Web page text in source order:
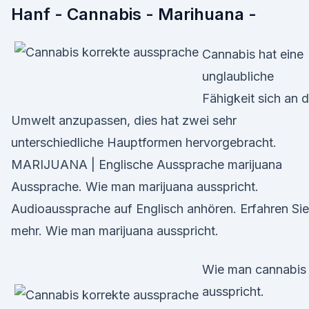
Hanf - Cannabis - Marihuana -
Cannabis hat eine
unglaubliche
Fähigkeit sich an
Umwelt anzupassen, dies hat zwei sehr
unterschiedliche Hauptformen hervorgebracht.
MARIJUANA | Englische Aussprache marijuana
Aussprache. Wie man marijuana ausspricht.
Audioaussprache auf Englisch anhören. Erfahren Sie
mehr. Wie man marijuana ausspricht.
Wie man cannabis
ausspricht.